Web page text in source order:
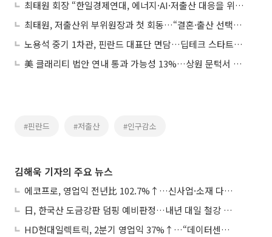
최태원 회장 “한일경제연대, 에너지·AI·저출산 대응을 위한 공존의 길”
최태원, 저출산위 부위원장과 첫 회동…“결혼·출산 선택할 환경 만들어야”
노용석 중기 1차관, 핀란드 대표단 면담…딥테크 스타트업 협력 요청
美 클래리티 법안 연내 통과 가능성 13%…상원 문턱서 제동
#핀란드 #저출산 #인구감소
김해욱 기자의 주요 뉴스
에코프로, 영업익 전년比 102.7%↑…신사업·소재 다각화 박차
日, 한국산 도금강판 덤핑 예비판정…내년 대일 철강 수출 ‘빨간불’
HD현대일렉트릭, 2분기 영업익 37%↑…“데이터센터 사업, 새로운 성장 축”